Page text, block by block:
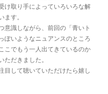
け取り手によっていろいろな解
ます。
意識しながら、前回の「青いト
ぽいようなニュアンスのところ
こでもう一人出てきているのか
ただきました。
目して聴いていただけたら嬉し